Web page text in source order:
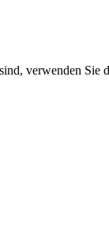
verwenden